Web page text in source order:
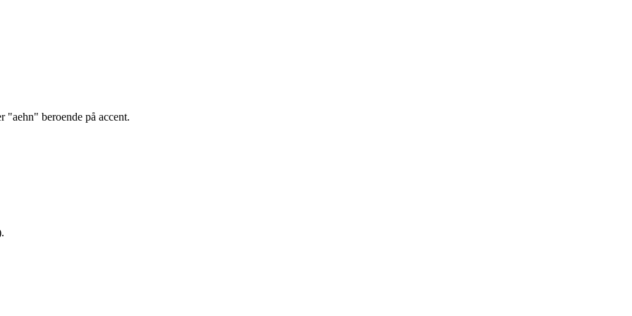
beroende på accent.